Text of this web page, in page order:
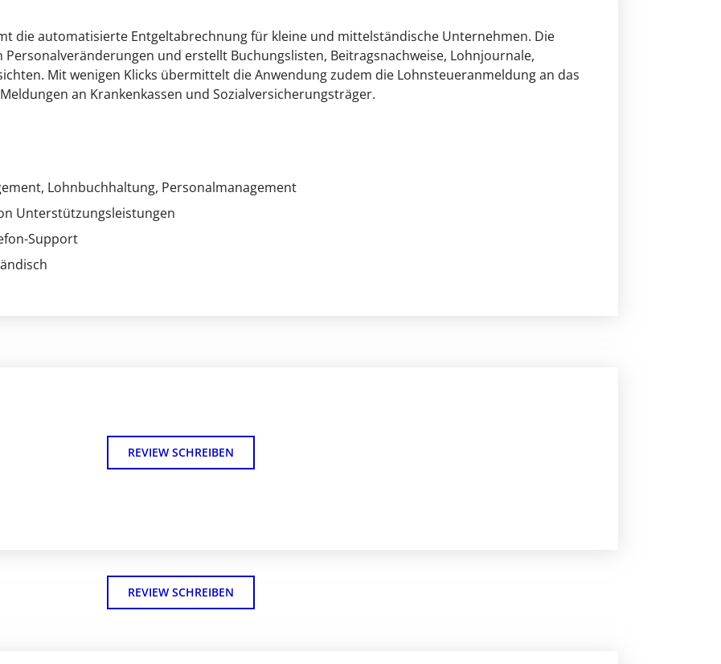
die automatisierte Entgeltabrechnung für kleine und mittelständische Unternehmen. Die
und erstellt Buchungslisten, Beitragsnachweise, Lohnjournale,
Mit wenigen Klicks übermittelt die Anwendung zudem die Lohnsteueranmeldung an das
an Krankenkassen und Sozialversicherungsträger.
, Lohnbuchhaltung, Personalmanagement
Unterstützungsleistungen
Support
REVIEW SCHREIBEN
REVIEW SCHREIBEN